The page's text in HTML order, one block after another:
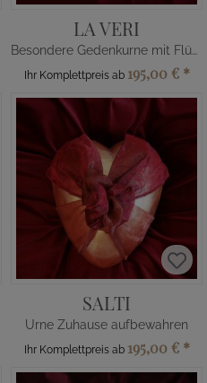
LA VERI
Besondere Gedenkurne mit Flügeln
Ihr Komplettpreis ab 195,00 € *
SALTI
Urne Zuhause aufbewahren
Ihr Komplettpreis ab 195,00 € *